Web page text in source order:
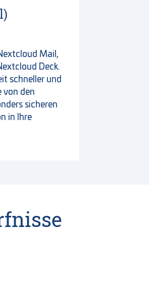
Mail,
Deck.
schneller und
von den
sicheren
in Ihre